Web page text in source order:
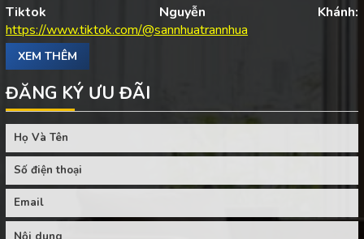
Tiktok Nguyễn Khánh:
https://www.tiktok.com/@sannhuatrannhua
XEM THÊM
ĐĂNG KÝ ƯU ĐÃI